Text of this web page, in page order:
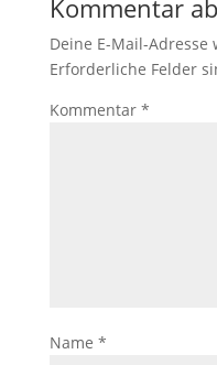
Kommentar
Deine E-Mail-
Erforderliche Felder
Kommentar *
Name *